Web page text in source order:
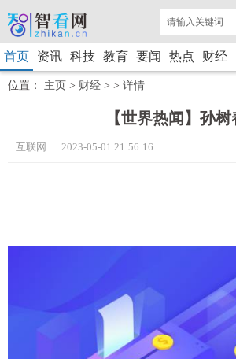
首页 资讯 科技 教育 要闻 热点 财经
位置： 主页 > 财经 > > 详情
【世界热闻】孙树
互联网 2023-05-01 21:56:16